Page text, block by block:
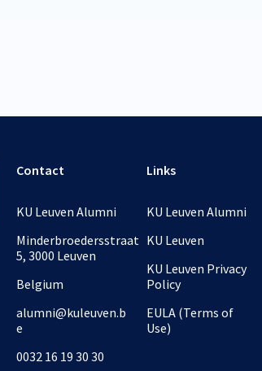
Contact
KU Leuven Alumni
Minderbroedersstraat
5, 3000 Leuven
Belgium
alumni@kuleuven.b
e
0032 16 19 30 30
Links
KU Leuven Alumni
KU Leuven
KU Leuven Privacy
Policy
EULA (Terms of
Use)